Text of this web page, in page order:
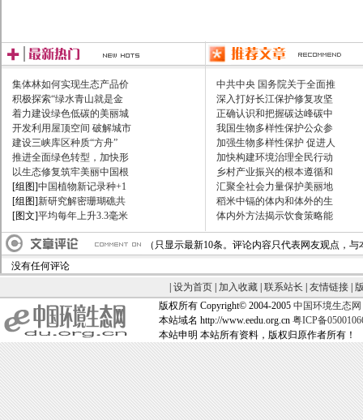
集体林如何实现生态产品价
积极探索“绿水青山就是金
着力建设绿色低碳的美丽城
开发利用屋顶空间 破解城市
建设三峡库区种质“方舟”
推进全面绿色转型，加快形
以生态修复筑牢美丽中国根
[组图]中国植物新记录种+1
[组图]新研究解密珊瑚礁共
[图文]平均每年上升3.3毫米
中共中央 国务院关于全面推
深入打好长江保护修复攻坚
正确认识和把握碳达峰碳中
我国生物多样性保护公众参
加强生物多样性保护 促进人
加快构建环境治理全民行动
乡村产业振兴的根本遵循和
汇聚全社会力量保护美丽地
稻米中镉的体内和体外的生
体内外方法揭示饮食策略能
（只显示最新10条。评论内容只代表网友观点，
没有任何评论
|设为首页 |加入收藏 |联系站长 |友情链接
版权所有 Copyright© 2004-2005 中国环境生态网
本站域名 http://www.eedu.org.cn 粤ICP备
本站申明 本站所有资料，版权归原作者所有！